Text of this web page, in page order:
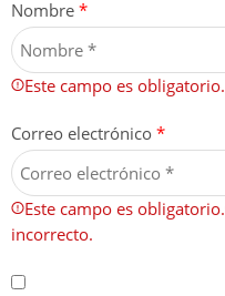
Nombre *
Este campo es obligatorio.
Correo electrónico *
Este campo es obligatorio.
incorrecto.